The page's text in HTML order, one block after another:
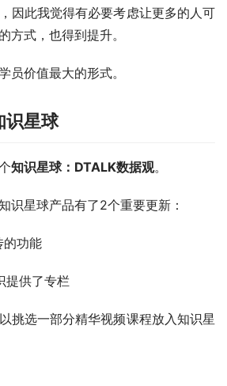
因此我觉得有必要考虑让更多的人可
方式，也得到提升。
员价值最大的形式。
识星球
知识星球：DTALK数据观。
识星球产品有了2个重要更新：
的功能
提供了专栏
挑选一部分精华视频课程放入知识星